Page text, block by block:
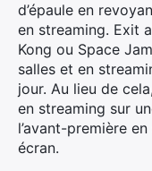
d’épaule en
en streaming. Exit
Kong ou Space
salles et en
jour. Au lieu de
en streaming sur
l’avant-première
écran.